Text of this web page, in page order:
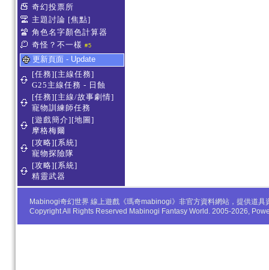
奇幻投票所
主題討論 [焦點]
角色名字顏色計算器
奇怪？不一樣 #5
更新頁面 - Update
[任務][主線任務]
G25主線任務 - 日蝕
[任務][主線/故事劇情]
寵物訓練師任務
[遊戲簡介][地圖]
摩格梅爾
[攻略][系統]
寵物探險隊
[攻略][系統]
精靈武器
Mabinogi奇幻世界 線上遊戲《瑪奇mabinogi》非官方資料網站，提供道
Copyright All Rights Reserved Mabinogi Fantasy World. 2005-2026,